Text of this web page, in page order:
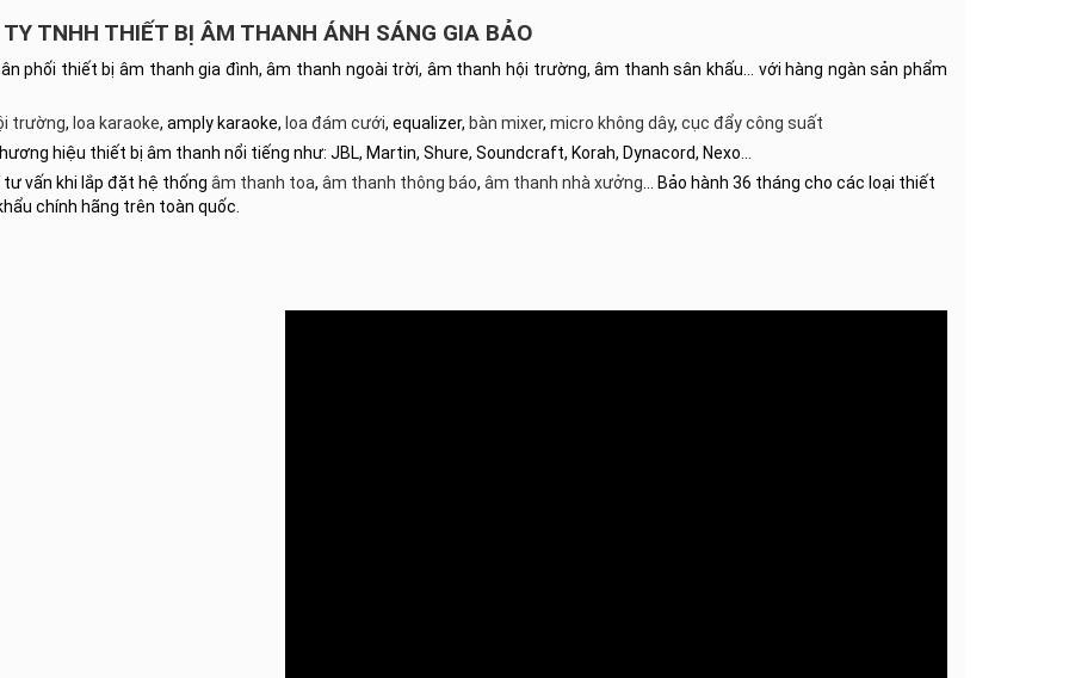
TY TNHH THIẾT BỊ ÂM THANH ÁNH SÁNG GIA BẢO
phối thiết bị âm thanh gia đình, âm thanh ngoài trời, âm thanh hội trường, âm thanh sân khấu… với hàng ngàn sản phẩm
trường, loa karaoke, amply karaoke, loa đám cưới, equalizer, bàn mixer, micro không dây, cục đẩy công suất
hiệu thiết bị âm thanh nổi tiếng như: JBL, Martin, Shure, Soundcraft, Korah, Dynacord, Nexo…
tư vấn khi lắp đặt hệ thống âm thanh toa, âm thanh thông báo, âm thanh nhà xưởng … Bảo hành 36 tháng cho các loại thiết
chính hãng trên toàn quốc.